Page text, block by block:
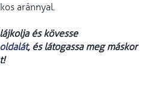
aránnyal.
és kövesse
, és látogassa meg máskor